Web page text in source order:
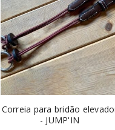
Correia para bridão
- JUMP'IN